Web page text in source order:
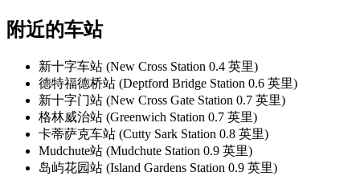
附近的车站
新十字车站 (New Cross Station 0.4 英里)
德特福德桥站 (Deptford Bridge Station 0.6 英里)
新十字门站 (New Cross Gate Station 0.7 英里)
格林威治站 (Greenwich Station 0.7 英里)
卡蒂萨克车站 (Cutty Sark Station 0.8 英里)
Mudchute站 (Mudchute Station 0.9 英里)
岛屿花园站 (Island Gardens Station 0.9 英里)